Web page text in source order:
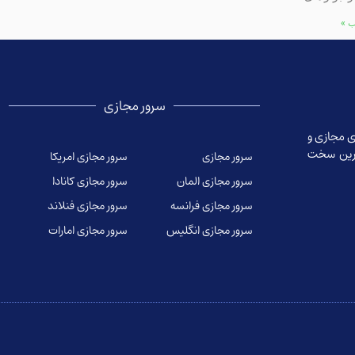
»
مجازی و
سخت
سرور مجازی
سرور مجازی
سرور مجازی المان
سرور مجازی فرانسه
سرور مجازی انگلیس
سرور مجازی امریکا
سرور مجازی کانادا
سرور مجازی فنلاند
سرور مجازی امارات